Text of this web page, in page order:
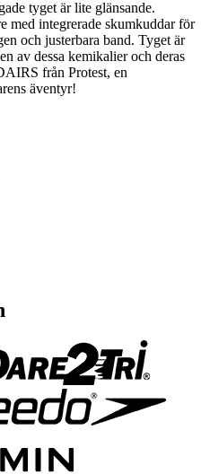
tyget är lite glänsande.
integrerade skumkuddar för
och justerbara band. Tyget är
av dessa kemikalier och deras
från Protest, en
äventyr!